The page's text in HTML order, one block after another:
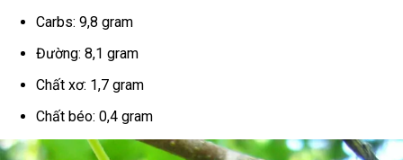
Carbs: 9,8 gram
Đường: 8,1 gram
Chất xơ: 1,7 gram
Chất béo: 0,4 gram